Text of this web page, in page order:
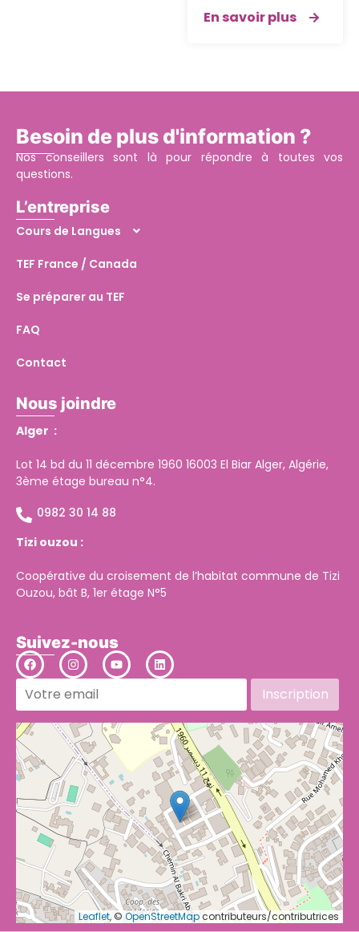
En savoir plus
Besoin de plus d'information ?
Nos conseillers sont là pour répondre à toutes vos
questions.
L’entreprise
Cours de Langues
TEF France / Canada
Se préparer au TEF
FAQ
Contact
Nous joindre
Alger :
Lot 14 bd du 11 décembre 1960 16003 El Biar Alger, Algérie,
3ème étage bureau n°4.
0982 30 14 88
Tizi ouzou :
Coopérative du croisement de l’habitat commune de Tizi
Ouzou, bât B, 1er étage N°5
Suivez-nous
Leaflet, © OpenStreetMapcontributeurs/contributrices